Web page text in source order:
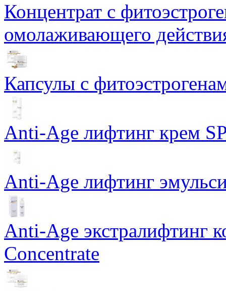
Концентрат с
омолаживающего
Капсулы с
Anti-Age лифтинг крем
Anti-Age лифтинг
Anti-Age экстралифтинг
Concentrate